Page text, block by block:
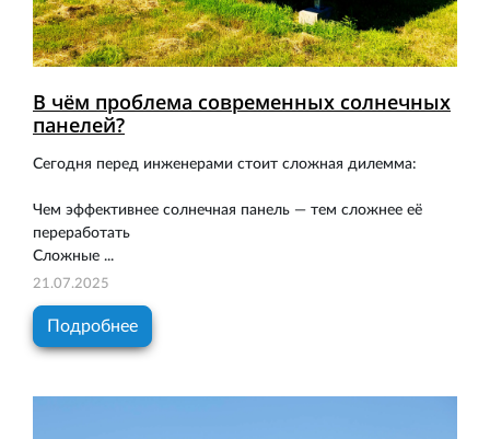
В чём проблема современных солнечных
панелей?
Сегодня перед инженерами стоит сложная дилемма:
Чем эффективнее солнечная панель — тем сложнее её
переработать
Сложные ...
21.07.2025
Подробнее